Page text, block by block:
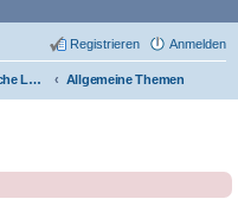
Anmelden
Registrieren
Geheimdienstliche Luftfahrt in der DDR Allgemeine Themen